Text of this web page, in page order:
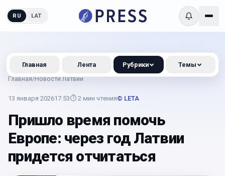
RU LAT
Главная/Новости Латвии
13 января 202617:53⏱ 2 мин чтения© LETA
Пришло время помочь
Европе: через год Латвии
придется отчитаться
Главная Лента Рубрики Темы